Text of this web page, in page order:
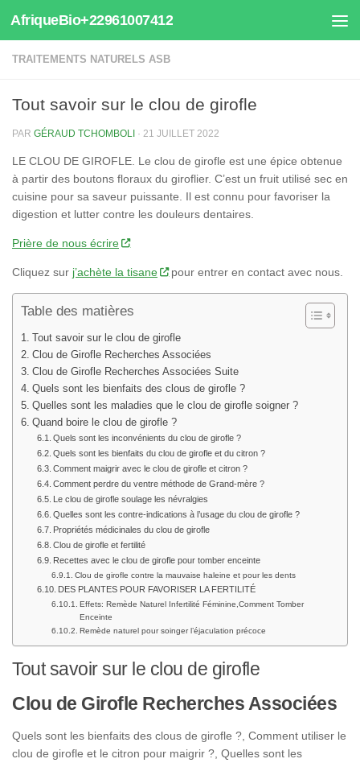
Au dessous du contenu
AfriqueBio+22961007412
TRAITEMENTS NATURELS ASB
Tout savoir sur le clou de girofle
PAR GÉRAUD TCHOMBOLI · 21 JUILLET 2022
LE CLOU DE GIROFLE. Le clou de girofle est une épice obtenue
à partir des boutons floraux du giroflier. C’est un fruit utilisé sec en
cuisine pour sa saveur puissante. Il est connu pour favoriser la
digestion et lutter contre les douleurs dentaires.
Prière de nous écrire
Cliquez sur j’achète la tisane pour entrer en contact avec nous.
Table des matières
Tout savoir sur le clou de girofle
Clou de Girofle Recherches Associées
Clou de Girofle Recherches Associées Suite
Quels sont les bienfaits des clous de girofle ?
Quelles sont les maladies que le clou de girofle soigner ?
Quand boire le clou de girofle ?
Quels sont les inconvénients du clou de girofle ?
Quels sont les bienfaits du clou de girofle et du citron ?
Comment maigrir avec le clou de girofle et citron ?
Comment perdre du ventre méthode de Grand-mère ?
Le clou de girofle soulage les névralgies
Quelles sont les contre-indications à l’usage du clou de girofle ?
Propriétés médicinales du clou de girofle
Clou de girofle et fertilité
Recettes avec le clou de girofle pour tomber enceinte
Clou de girofle contre la mauvaise haleine et pour les dents
DES PLANTES POUR FAVORISER LA FERTILITÉ
Effets: Remède Naturel Infertilité Féminine,Comment Tomber
Enceinte
Remède naturel pour soinger l’éjaculation précoce
Tout savoir sur le clou de girofle
Clou de Girofle Recherches Associées
Quels sont les bienfaits des clous de girofle ?, Comment utiliser le
clou de girofle et le citron pour maigrir ?, Quelles sont les